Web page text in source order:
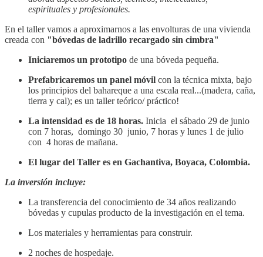
espirituales y profesionales.
En el taller vamos a aproximarnos a las envolturas de una vivienda
creada con "bóvedas de ladrillo recargado sin cimbra"
Iniciaremos un prototipo de una bóveda pequeña.
Prefabricaremos un panel móvil con la técnica mixta, bajo
los principios del bahareque a una escala real...(madera, caña,
tierra y cal); es un taller teórico/ práctico!
La intensidad es de 18 horas. Inicia el sábado 29 de junio
con 7 horas, domingo 30 junio, 7 horas y lunes 1 de julio
con 4 horas de mañana.
El lugar del Taller es en Gachantiva, Boyaca, Colombia.
La inversión incluye:
La transferencia del conocimiento de 34 años realizando
bóvedas y cupulas producto de la investigación en el tema.
Los materiales y herramientas para construir.
2 noches de hospedaje.